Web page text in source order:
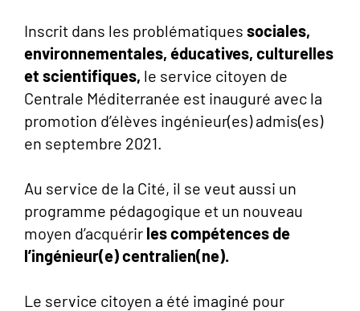
Inscrit dans les problématiques sociales,
environnementales, éducatives, culturelles
et scientifiques, le service citoyen de
Centrale Méditerranée est inauguré avec la
promotion d’élèves ingénieur(es) admis(es)
en septembre 2021.
Au service de la Cité, il se veut aussi un
programme pédagogique et un nouveau
moyen d’acquérir les compétences de
l’ingénieur(e) centralien(ne).
Le service citoyen a été imaginé pour